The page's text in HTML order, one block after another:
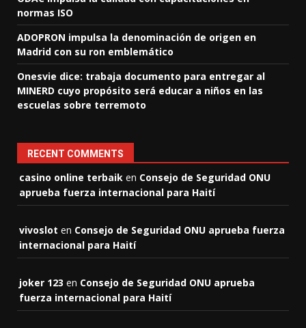
normas ISO
ADOPRON impulsa la denominación de origen en
Madrid con su ron emblemático
Onesvie dice: trabaja documento para entregar al
MINERD cuyo propósito será educar a niños en las
escuelas sobre terremoto
RECENT COMMENTS
casino online terbaik en Consejo de Seguridad ONU
aprueba fuerza internacional para Haití
vivoslot en Consejo de Seguridad ONU aprueba fuerza
internacional para Haití
joker 123 en Consejo de Seguridad ONU aprueba
fuerza internacional para Haití